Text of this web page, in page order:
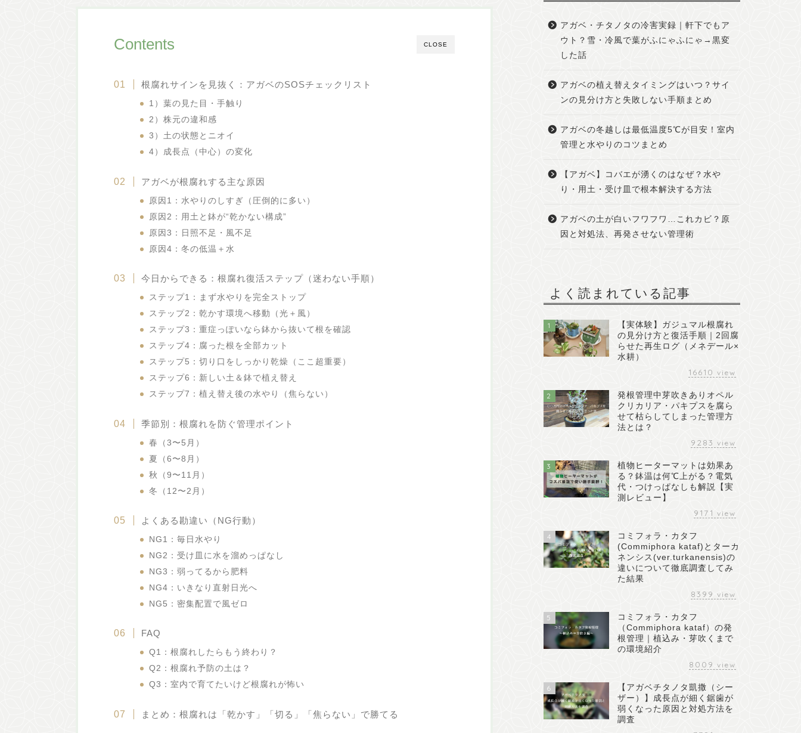
CLOSE
Contents
根腐れサインを見抜く：アガベのSOSチェックリスト
1）葉の見た目・手触り
2）株元の違和感
3）土の状態とニオイ
4）成長点（中心）の変化
アガベが根腐れする主な原因
原因1：水やりのしすぎ（圧倒的に多い）
原因2：用土と鉢が“乾かない構成”
原因3：日照不足・風不足
原因4：冬の低温＋水
今日からできる：根腐れ復活ステップ（迷わない手順）
ステップ1：まず水やりを完全ストップ
ステップ2：乾かす環境へ移動（光＋風）
ステップ3：重症っぽいなら鉢から抜いて根を確認
ステップ4：腐った根を全部カット
ステップ5：切り口をしっかり乾燥（ここ超重要）
ステップ6：新しい土＆鉢で植え替え
ステップ7：植え替え後の水やり（焦らない）
季節別：根腐れを防ぐ管理ポイント
春（3〜5月）
夏（6〜8月）
秋（9〜11月）
冬（12〜2月）
よくある勘違い（NG行動）
NG1：毎日水やり
NG2：受け皿に水を溜めっぱなし
NG3：弱ってるから肥料
NG4：いきなり直射日光へ
NG5：密集配置で風ゼロ
FAQ
Q1：根腐れしたらもう終わり？
Q2：根腐れ予防の土は？
Q3：室内で育てたいけど根腐れが怖い
まとめ：根腐れは「乾かす」「切る」「焦らない」で勝てる
アガベ・チタノタの冷害実録｜軒下でもア
ウト？雪・冷風で葉がふにゃふにゃ→黒変
した話
アガベの植え替えタイミングはいつ？サイ
ンの見分け方と失敗しない手順まとめ
アガベの冬越しは最低温度5℃が目安！室内
管理と水やりのコツまとめ
【アガベ】コバエが湧くのはなぜ？水や
り・用土・受け皿で根本解決する方法
アガベの土が白いフワフワ…これカビ？原
因と対処法、再発させない管理術
よく読まれている記事
1
【実体験】ガジュマル根腐れ
の見分け方と復活手順｜2回腐
らせた再生ログ（メネデール×
水耕）
16610 view
2
発根管理中芽吹きありオペル
クリカリア・パキプスを腐ら
せて枯らしてしまった管理方
法とは？
9283 view
3
植物ヒーターマットは効果あ
る？鉢温は何℃上がる？電気
代・つけっぱなしも解説【実
測レビュー】
9171 view
4
コミフォラ・カタフ
(Commiphora kataf)とターカ
ネンシス(ver.turkanensis)の
違いについて徹底調査してみ
た結果
8399 view
5
コミフォラ・カタフ
（Commiphora kataf）の発
根管理｜植込み・芽吹くまで
の環境紹介
8009 view
6
【アガベチタノタ凱撒（シー
ザー）】成長点が細く鋸歯が
弱くなった原因と対処方法を
調査